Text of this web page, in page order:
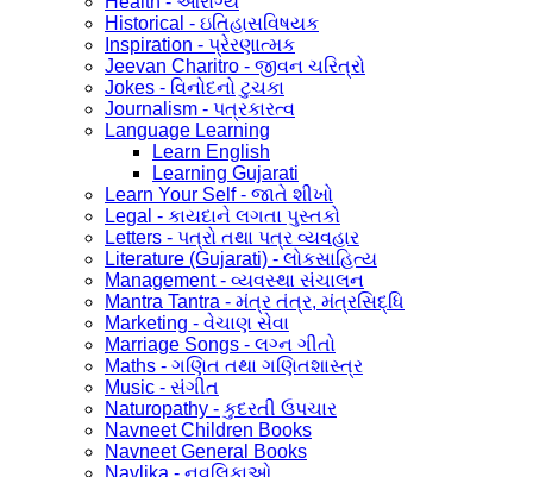
Historical - ઇતિહાસવિષયક
Inspiration - પ્રેરણાત્મક
Jeevan Charitro - જીવન ચરિત્રો
Jokes - વિનોદનો ટુચકા
Journalism - પત્રકારત્વ
Language Learning
Learn English
Learning Gujarati
Learn Your Self - જાતે શીખો
Legal - કાયદાને લગતા પુસ્તકો
Letters - પત્રો તથા પત્ર વ્યવહાર
Literature (Gujarati) - લોકસાહિત્ય
Management - વ્યવસ્થા સંચાલન
Mantra Tantra - મંત્ર તંત્ર, મંત્રસિદ્ધિ
Marketing - વેચાણ સેવા
Marriage Songs - લગ્ન ગીતો
Maths - ગણિત તથા ગણિતશાસ્ત્ર
Music - સંગીત
Naturopathy - કુદરતી ઉપચાર
Navneet Children Books
Navneet General Books
Navlika - નવલિકાઓ